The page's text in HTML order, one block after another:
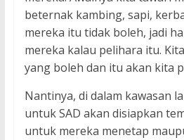
beternak kambing, sapi,
mereka itu tidak boleh, jadi
mereka kalau pelihara itu.
yang boleh dan itu akan kita
Nantinya, di dalam kawasan
untuk SAD akan disiapkan
untuk mereka menetap